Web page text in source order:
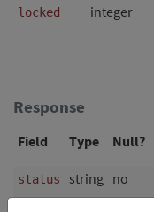
locked integer
Response
Field Type Null?
status string no